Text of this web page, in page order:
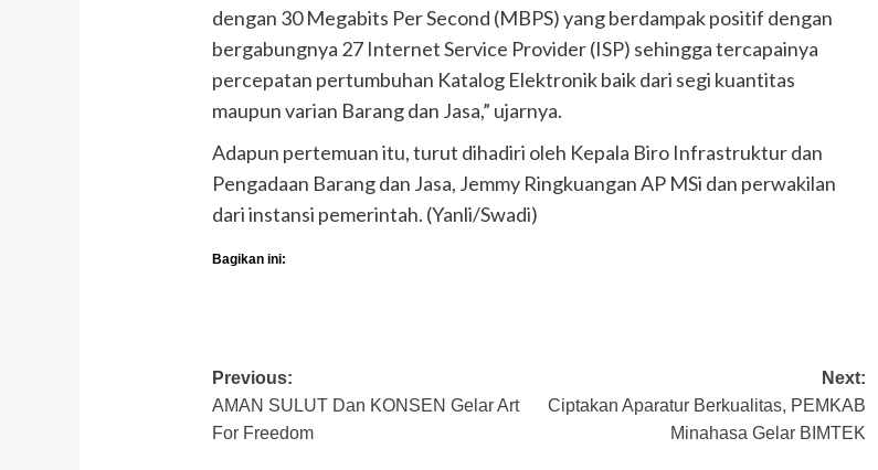
dengan 30 Megabits Per Second (MBPS) yang berdampak positif dengan
bergabungnya 27 Internet Service Provider (ISP) sehingga tercapainya
percepatan pertumbuhan Katalog Elektronik baik dari segi kuantitas
maupun varian Barang dan Jasa,” ujarnya.
Adapun pertemuan itu, turut dihadiri oleh Kepala Biro Infrastruktur dan
Pengadaan Barang dan Jasa, Jemmy Ringkuangan AP MSi dan perwakilan
dari instansi pemerintah. (Yanli/Swadi)
Bagikan ini:
Post
navigation
Previous:
AMAN SULUT Dan KONSEN Gelar Art
For Freedom
Next:
Ciptakan Aparatur Berkualitas, PEMKAB
Minahasa Gelar BIMTEK